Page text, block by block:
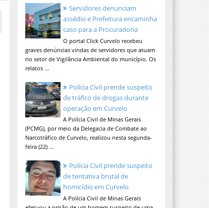
Servidores denunciam
assédio e Prefeitura encaminha
caso para a Procuradoria
O portal Click Curvelo recebeu
graves denúncias vindas de servidores que atuam
no setor de Vigilância Ambiental do município. Os
relatos ...
Polícia Civil prende suspeito
de tráfico de drogas durante
operação em Curvelo
A Polícia Civil de Minas Gerais
(PCMG), por meio da Delegacia de Combate ao
Narcotráfico de Curvelo, realizou nesta segunda-
feira (22) ...
Polícia Civil prende suspeito
de tentativa brutal de
homicídio em Curvelo
A Polícia Civil de Minas Gerais